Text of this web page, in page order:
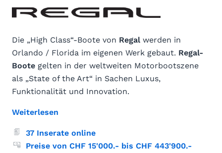
Die „High Class“-Boote von Regal werden in
Orlando / Florida im eigenen Werk gebaut. Regal-
Boote gelten in der weltweiten Motorbootszene
als „State of the Art“ in Sachen Luxus,
Funktionalität und Innovation.
Weiterlesen
37 Inserate online
Preise von CHF 15'000.- bis CHF 443'900.-